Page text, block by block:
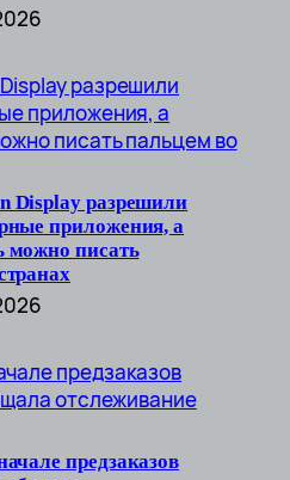
Display разрешили
приложения, а
можно писать
предзаказов